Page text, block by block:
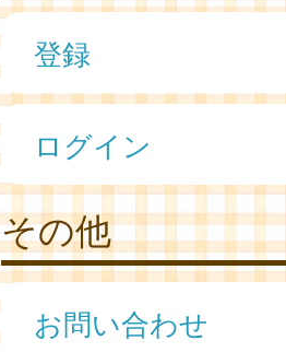
登録
ログイン
その他
お問い合わせ